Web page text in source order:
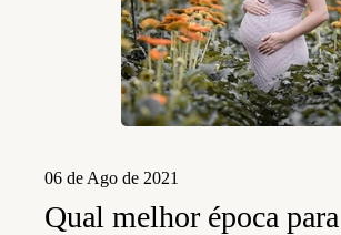
06 de Ago de 2021
Qual melhor época